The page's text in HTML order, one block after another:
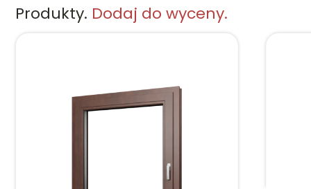
Produkty. Dodaj do wyceny.